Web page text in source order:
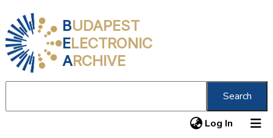
BUDAPEST
ELECTRONIC
ARCHIVE
Search
Log In (current)